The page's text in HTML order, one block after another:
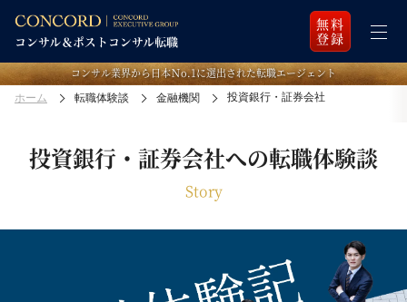
無料
登録
コンサル業界から日本Ｎo.1に選出された転職エージェント
ホーム 転職体験談 金融機関 投資銀行・証券会社
投資銀行・証券会社への転職体験談
Story